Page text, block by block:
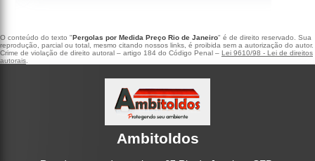
O conteúdo do texto "Pergolas por Medida Preço Rio de Janeiro" é de direito reservado. Sua
reprodução, parcial ou total, mesmo citando nossos links, é proibida sem a autorização do autor.
Crime de violação de direito autoral – artigo 184 do Código Penal – Lei 9610/98 - Lei de direitos
autorais
Ambitoldos